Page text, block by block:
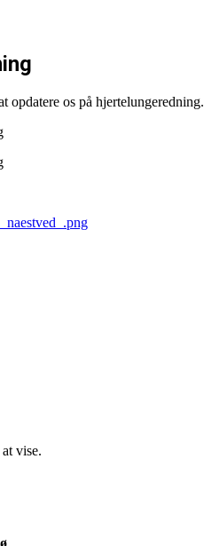
opdatere os på hjertelungeredning.
vise.